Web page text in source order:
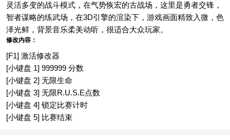
灵活多变的战斗模式，在气势恢宏的古战场，这里是勇者交锋，
智者谋略的练武场，在3D引擎的渲染下，游戏画面精致入微，色
泽光鲜，背景音乐柔美动听，很适合大众玩家。
修改内容：
[F1] 激活修改器
[小键盘 1] 999999 分数
[小键盘 2] 无限生命
[小键盘 3] 无限R.U.S.E点数
[小键盘 4] 锁定比赛计时
[小键盘 5] 比赛结束